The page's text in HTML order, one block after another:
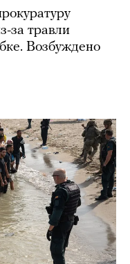
за травли
Возбуждено